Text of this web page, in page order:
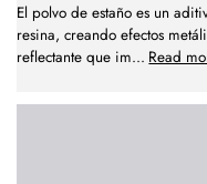
El polvo de estaño es un
resina, creando efectos
reflectante que im... Read